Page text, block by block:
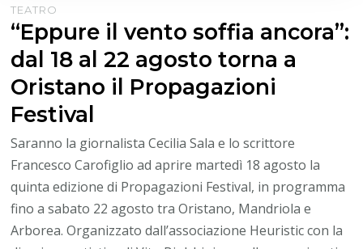
TEATRO
“Eppure il vento soffia ancora”:
dal 18 al 22 agosto torna a
Oristano il Propagazioni
Festival
Saranno la giornalista Cecilia Sala e lo scrittore
Francesco Carofiglio ad aprire martedì 18 agosto la
quinta edizione di Propagazioni Festival, in programma
fino a sabato 22 agosto tra Oristano, Mandriola e
Arborea. Organizzato dall’associazione Heuristic con la